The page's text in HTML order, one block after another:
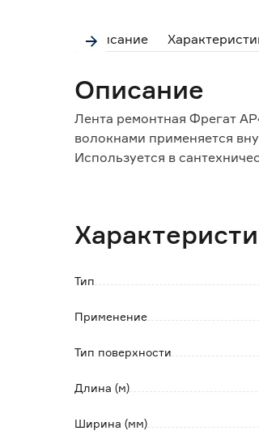
Описание
Описание
Лента ремонтная Фрегат
волокнами применяется
Используется в
- высокая прочность и
- годится при ремонте всех
- разрывается руками.
Тип
Применение
Тип поверхности
Длина (м)
Ширина (мм)